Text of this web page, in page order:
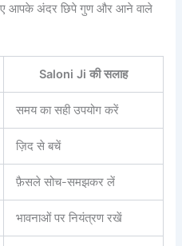
आपके अंदर छिपे गुण और आने वाले
Saloni Ji की सलाह
समय का सही उपयोग करें
ज़िद से बचें
फ़ैसले सोच-समझकर लें
भावनाओं पर नियंत्रण रखें